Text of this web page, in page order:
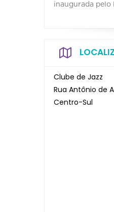
inaugurada pelo
Clube de Jazz
Rua Antônio de
Centro-Sul